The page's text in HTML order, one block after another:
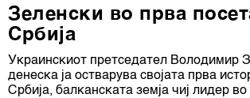
Зеленски во прва
Србија
Украинскиот претседател Володимир
денеска ја остварува својата прва
Србија, балканската земја чиј лидер